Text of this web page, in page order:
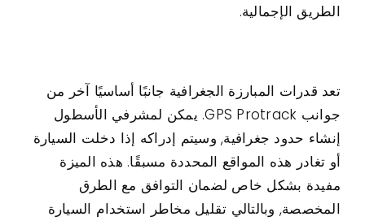
الطريق الإجمالية.
تعد قدرات المبارزة الجغرافية جانبًا أساسيًا آخر من
جوانب GPS Protrack. يمكن لمشرفي الأسطول
إنشاء حدود جغرافية, وسيتم إدراكه إذا دخلت السيارة
أو تغادر هذه المواقع المحددة مسبقًا. هذه الميزة
مفيدة بشكل خاص لضمان التوافق مع الطرق
المخصصة, وبالتالي تقليل مخاطر استخدام السيارة